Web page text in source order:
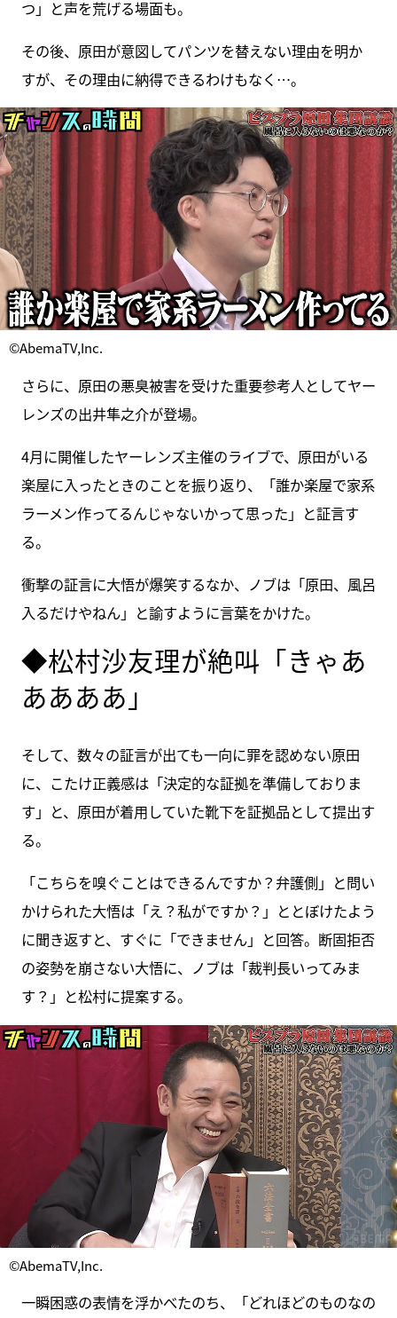
つ」と声を荒げる場面も。
その後、原田が意図してパンツを替えない理由を明か
すが、その理由に納得できるわけもなく…。
©AbemaTV,Inc.
さらに、原田の悪臭被害を受けた重要参考人としてヤー
レンズの出井隼之介が登場。
4月に開催したヤーレンズ主催のライブで、原田がいる
楽屋に入ったときのことを振り返り、「誰か楽屋で家系
ラーメン作ってるんじゃないかって思った」と証言す
る。
衝撃の証言に大悟が爆笑するなか、ノブは「原田、風呂
入るだけやねん」と諭すように言葉をかけた。
◆松村沙友理が絶叫「きゃあ
ああああ」
そして、数々の証言が出ても一向に罪を認めない原田
に、こたけ正義感は「決定的な証拠を準備しておりま
す」と、原田が着用していた靴下を証拠品として提出す
る。
「こちらを嗅ぐことはできるんですか？弁護側」と問い
かけられた大悟は「え？私がですか？」ととぼけたよう
に聞き返すと、すぐに「できません」と回答。断固拒否
の姿勢を崩さない大悟に、ノブは「裁判長いってみま
す？」と松村に提案する。
©AbemaTV,Inc.
一瞬困惑の表情を浮かべたのち、「どれほどのものなの